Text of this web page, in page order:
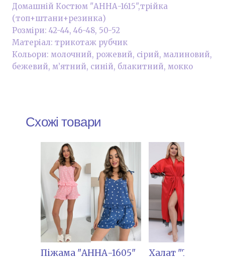
Домашній Костюм "АННА-1615",трійка
(топ+штани+резинка)
Розміри: 42-44, 46-48, 50-52
Матеріал: трикотаж рубчик
Кольори: молочний, рожевий, сірий, малиновий,
бежевий, м’ятний, синій, блакитний, мокко
Схожі товари
Піжама "АННА-1605" Халат "ТУРЦ-